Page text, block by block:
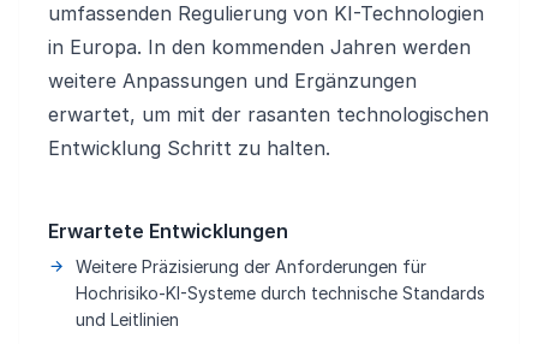
umfassenden Regulierung von KI-Technologien
in Europa. In den kommenden Jahren werden
weitere Anpassungen und Ergänzungen
erwartet, um mit der rasanten technologischen
Entwicklung Schritt zu halten.
Erwartete Entwicklungen
Weitere Präzisierung der Anforderungen für
Hochrisiko-KI-Systeme durch technische Standards
und Leitlinien